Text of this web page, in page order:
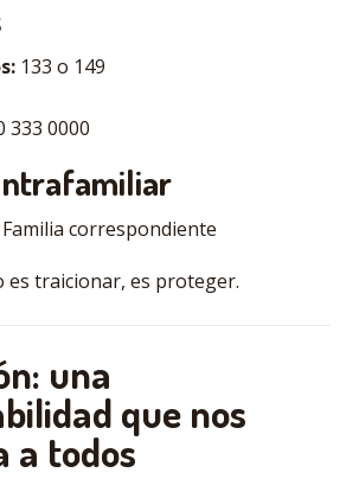
133 o 149
333 0000
correspondiente
es traicionar, es proteger.
una
que nos
a todos